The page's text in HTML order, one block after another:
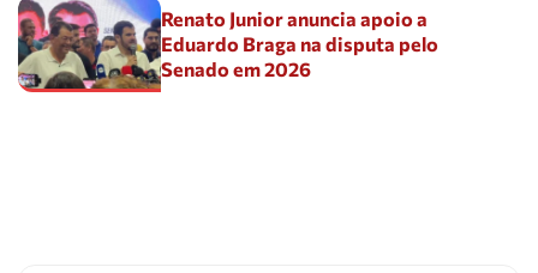
Renato Junior anuncia apoio a
Eduardo Braga na disputa pelo
Senado em 2026